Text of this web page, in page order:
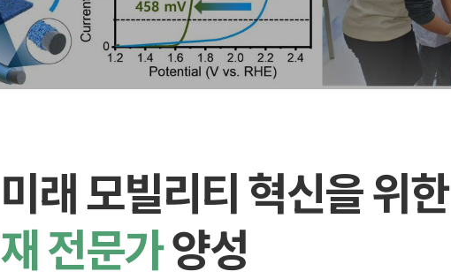
미래 모빌리티 혁신을 위한
재 전문가양성